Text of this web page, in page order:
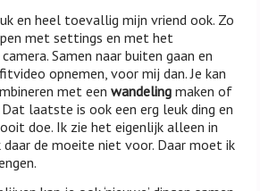
en heel toevallig mijn vriend ook. Zo
met settings en met het
Samen naar buiten gaan en
opnemen, voor mij dan. Je kan
met eenwandeling maken of
laatste is ook een erg leuk ding en
doe. Ik zie het eigenlijk alleen in
de moeite niet voor. Daar moet ik